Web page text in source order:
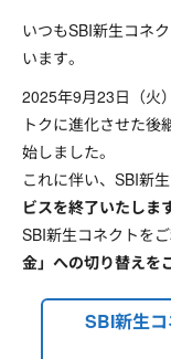
いつもSBI新生コネ
います。
2025年9月23日（火
トクに進化させた後
始しました。
これに伴い、SBI新
ビスを終了いたしま
SBI新生コネクトを
金」への切り替えを
SBI新生